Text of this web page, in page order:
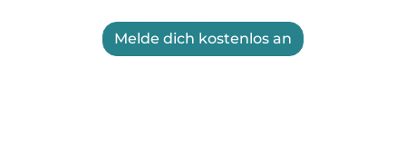
Melde dich kostenlos an